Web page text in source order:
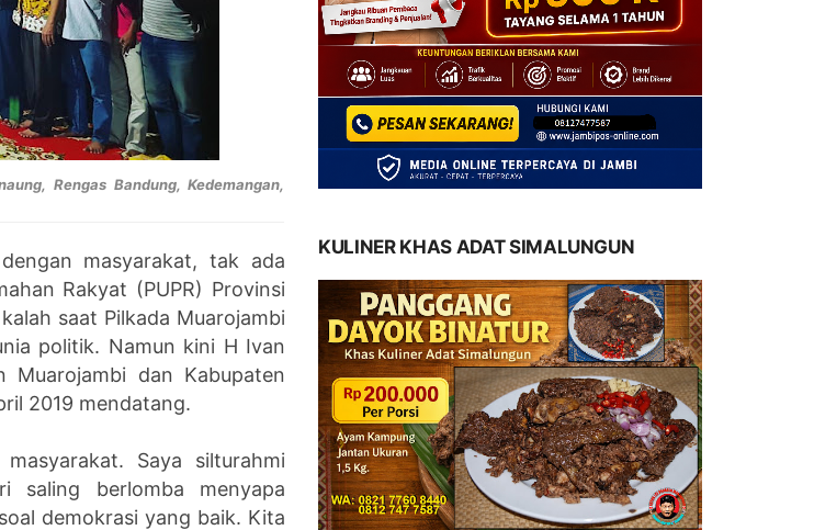
Rengas Bandung, Kedemangan,
masyarakat, tak ada
Rakyat (PUPR) Provinsi
saat Pilkada Muarojambi
politik. Namun kini H Ivan
Muarojambi dan Kabupaten
2019 mendatang.
Saya silturahmi
saling berlomba menyapa
demokrasi yang baik. Kita
KULINER KHAS ADAT SIMALUNGUN